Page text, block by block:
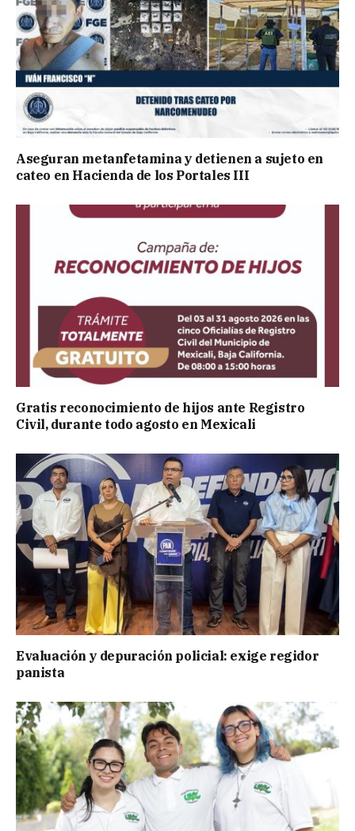
Aseguran metanfetamina y detienen a sujeto en
cateo en Hacienda de los Portales III
Gratis reconocimiento de hijos ante Registro
Civil, durante todo agosto en Mexicali
Evaluación y depuración policial: exige regidor
panista